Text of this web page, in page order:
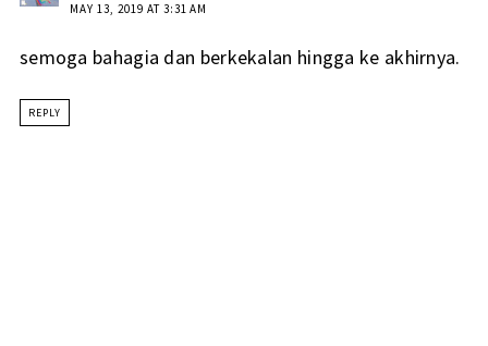
MAY 13, 2019 AT 3:31 AM
semoga bahagia dan berkekalan hingga ke akhirnya.
REPLY